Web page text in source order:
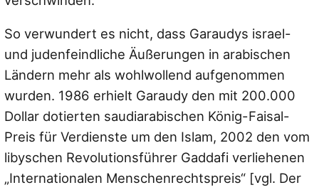
So verwundert es nicht, dass Garaudys israel-
und judenfeindliche Äußerungen in arabischen
Ländern mehr als wohlwollend aufgenommen
wurden. 1986 erhielt Garaudy den mit 200.000
Dollar dotierten saudiarabischen König-Faisal-
Preis für Verdienste um den Islam, 2002 den vom
libyschen Revolutionsführer Gaddafi verliehenen
„Internationalen Menschenrechtspreis“ [vgl. Der